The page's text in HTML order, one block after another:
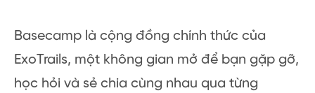
Basecamp là cộng đồng chính thức của
ExoTrails, một không gian mở để bạn gặp gỡ,
học hỏi và sẻ chia cùng nhau qua từng